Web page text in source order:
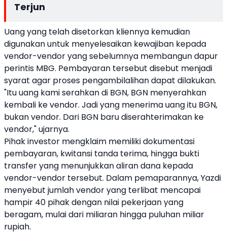
Terjun
Uang yang telah disetorkan kliennya kemudian
digunakan untuk menyelesaikan kewajiban kepada
vendor-vendor yang sebelumnya membangun dapur
perintis MBG. Pembayaran tersebut disebut menjadi
syarat agar proses pengambilalihan dapat dilakukan.
"Itu uang kami serahkan di BGN, BGN menyerahkan
kembali ke vendor. Jadi yang menerima uang itu BGN,
bukan vendor. Dari BGN baru diserahterimakan ke
vendor," ujarnya.
Pihak investor mengklaim memiliki dokumentasi
pembayaran, kwitansi tanda terima, hingga bukti
transfer yang menunjukkan aliran dana kepada
vendor-vendor tersebut. Dalam pemaparannya, Yazdi
menyebut jumlah vendor yang terlibat mencapai
hampir 40 pihak dengan nilai pekerjaan yang
beragam, mulai dari miliaran hingga puluhan miliar
rupiah.